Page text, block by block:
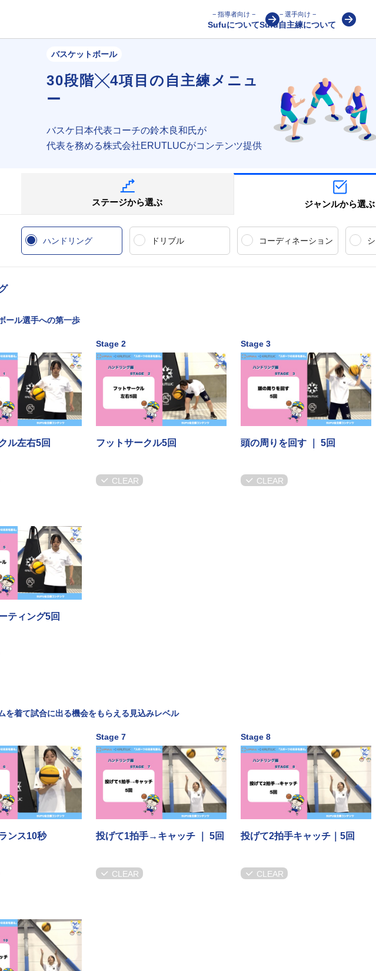
− 指導者向け −
Sufuについて
− 選手向け −
Sufu自主練について
バスケットボール
30段階╳4項目の 自主練メニュ
ー
バスケ日本代表コーチの鈴木良和氏が
代表を務める株式会社ERUTLUCがコンテンツ提供
ステージから選ぶ ジャンルから選ぶ
ハンドリング ドリブル コーディネーション
ール選手への第一歩
ル左右5回
Stage 2
フットサークル5回
CLEAR
Stage 3
頭の周りを回す ｜ 5回
CLEAR
ティング5回
を着て試合に出る機会をもらえる見込みレベル
ンス10秒
Stage 7
投げて1拍手→キャッチ ｜ 5回
CLEAR
Stage 8
投げて2拍手キャッチ｜5回
CLEAR